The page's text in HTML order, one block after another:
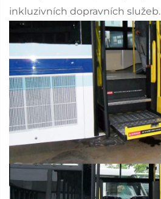
inkluzivních dopravních služeb.